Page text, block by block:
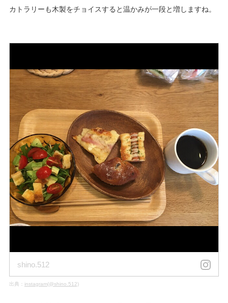
カトラリーも木製をチョイスすると温かみが一段と増しますね。
shino.512
出典： instagram(@shino.512)